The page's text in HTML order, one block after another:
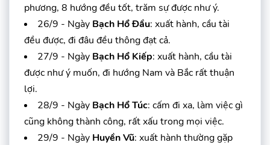
phương, 8 hướng đều tốt, trăm sự được như ý.
26/9 - Ngày Bạch Hổ Đầu: xuất hành, cầu tài
đều được, đi đâu đều thông đạt cả.
27/9 - Ngày Bạch Hổ Kiếp: xuất hành, cầu tài
được như ý muốn, đi hướng Nam và Bắc rất thuận
lợi.
28/9 - Ngày Bạch Hổ Túc: cấm đi xa, làm việc gì
cũng không thành công, rất xấu trong mọi việc.
29/9 - Ngày Huyền Vũ: xuất hành thường gặp